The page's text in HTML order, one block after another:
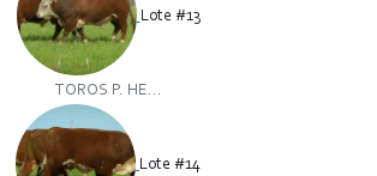
Lote #13
TOROS P. HE...
Lote #14